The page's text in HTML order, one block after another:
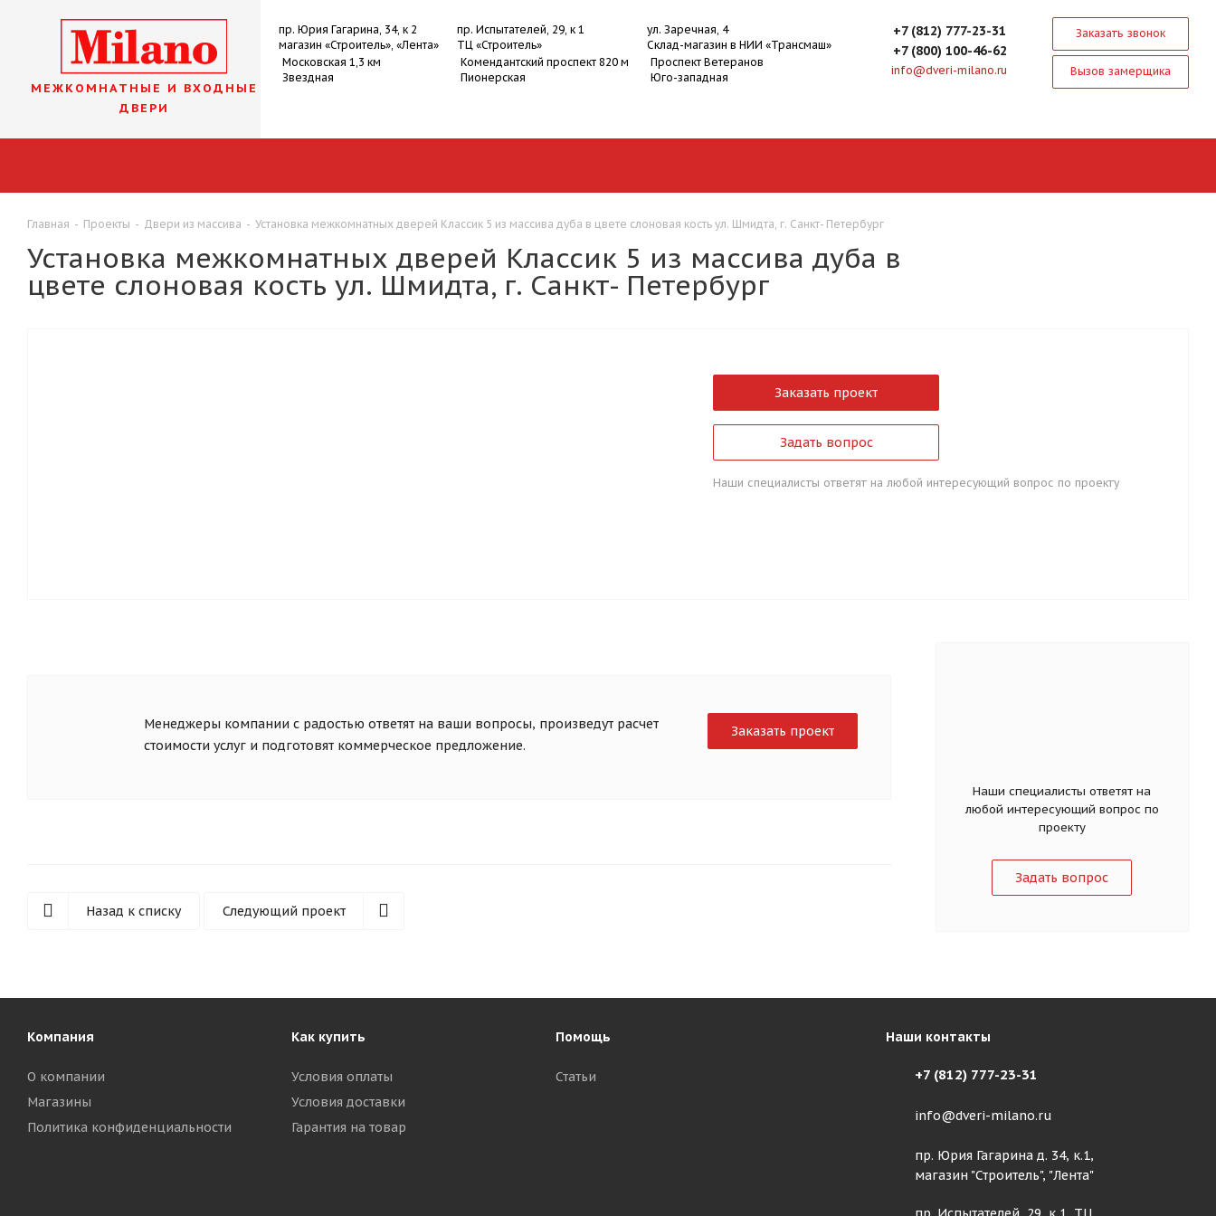
МЕЖКОМНАТНЫЕ И ВХОДНЫЕ
ДВЕРИ
пр. Юрия Гагарина, 34, к 2
магазин «Строитель», «Лента»
Московская 1,3 км
Звездная
пр. Испытателей, 29, к 1
ТЦ «Строитель»
Комендантский проспект 820 м
Пионерская
ул. Заречная, 4
Склад-магазин в НИИ «Трансмаш»
Проспект Ветеранов
Юго-западная
+7 (812) 777-23-31
+7 (800) 100-46-62
info@dveri-milano.ru
Заказать звонок
Вызов замерщика
Главная - Проекты - Двери из массива - Установка межкомнатных дверей Классик 5 из массива дуба в цвете слоновая кость ул. Шмидта, г. Санкт- Петербург
Установка межкомнатных дверей Классик 5 из массива дуба в
цвете слоновая кость ул. Шмидта, г. Санкт- Петербург
Заказать проект
Задать вопрос
Наши специалисты ответят на любой интересующий вопрос по проекту
Наши специалисты ответят на
любой интересующий вопрос по
проекту
Задать вопрос
Менеджеры компании с радостью ответят на ваши вопросы, произведут расчет
стоимости услуг и подготовят коммерческое предложение.
Заказать проект
Назад к списку Следующий проект
Компания
О компании
Магазины
Политика конфиденциальности
Как купить
Условия оплаты
Условия доставки
Гарантия на товар
Помощь
Статьи
Наши контакты
+7 (812) 777-23-31
info@dveri-milano.ru
пр. Юрия Гагарина д. 34, к.1,
магазин "Строитель", "Лента"